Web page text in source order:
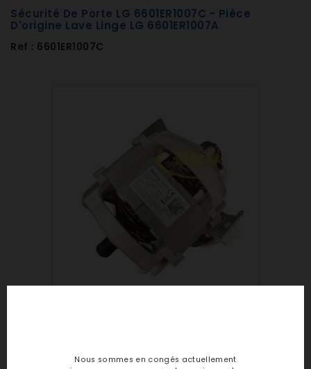
Sécurité De Porte LG 6601ER1007C - Pièce
D'origine Lave Linge LG 6601ER1007A
Ref : 6601ER1007C
Soyez le premier à noter
Nous sommes en congés actuellement